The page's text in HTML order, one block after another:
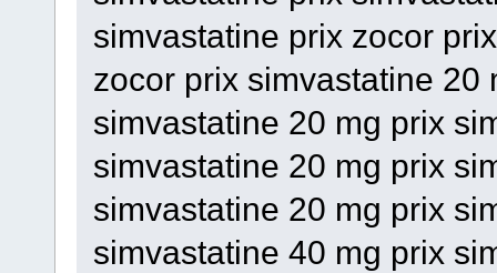
simvastatine prix zocor prix
zocor prix simvastatine 20
simvastatine 20 mg prix
simvastatine 20 mg prix
simvastatine 20 mg prix
simvastatine 40 mg prix